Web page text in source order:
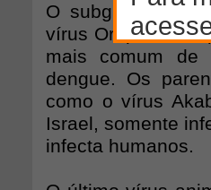
O subgrupo da
vírus Oropouche,
mais comum
dengue. Os
como o vírus
Israel, somente
infecta humanos.